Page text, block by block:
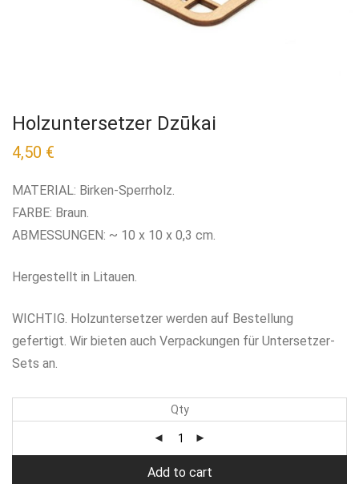
Holzuntersetzer Dzūkai
4,50 €
MATERIAL: Birken-Sperrholz.
FARBE: Braun.
ABMESSUNGEN: ~ 10 x 10 x 0,3 cm.
Hergestellt in Litauen.
WICHTIG. Holzuntersetzer werden auf Bestellung
gefertigt. Wir bieten auch Verpackungen für Untersetzer-
Sets an.
Qty
Add to cart